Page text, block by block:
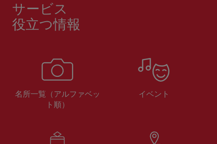
サービス
役立つ情報
名所一覧（アルファベッ
ト順）
イベント